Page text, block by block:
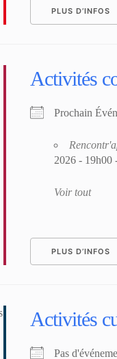
PLUS D’INFOS
Activités
Prochain
2026 - 19h00
Voir tout
PLUS D’INFOS
Activités
Pas